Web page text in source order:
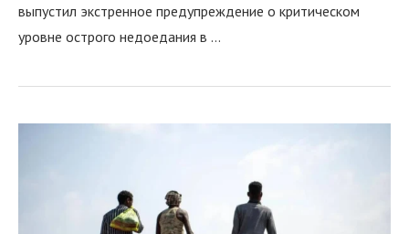
выпустил экстренное предупреждение о критическом
уровне острого недоедания в …